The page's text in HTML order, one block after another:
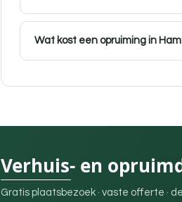
Wat kost een opruiming in
Verhuis- en
Gratis plaatsbezoek · vaste offerte ·